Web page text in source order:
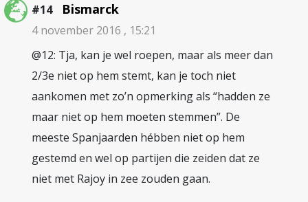
#14 Bismarck
4 november 2016 , 15:21
@12: Tja, kan je wel roepen, maar als meer dan
2/3e niet op hem stemt, kan je toch niet
aankomen met zo’n opmerking als “hadden ze
maar niet op hem moeten stemmen”. De
meeste Spanjaarden hébben niet op hem
gestemd en wel op partijen die zeiden dat ze
niet met Rajoy in zee zouden gaan.